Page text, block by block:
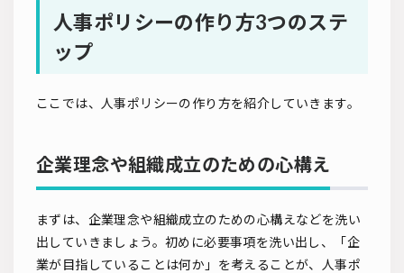
人事ポリシーの作り方3つのステ
ップ
ここでは、人事ポリシーの作り方を紹介していきます。
企業理念や組織成立のための心構え
まずは、企業理念や組織成立のための心構えなどを洗い
出していきましょう。初めに必要事項を洗い出し、「企
業が目指していることは何か」を考えることが、人事ポ